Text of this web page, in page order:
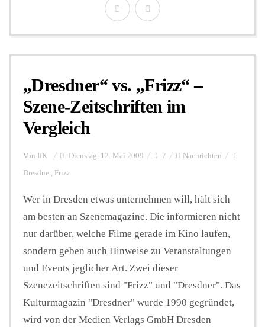
„Dresdner“ vs. „Frizz“ –
Szene-Zeitschriften im
Vergleich
Von IfK Dienstag, 12. Mai 2009 7 Nachrichten
Dresdner, Frizz
Wer in Dresden etwas unternehmen will, hält sich
am besten an Szenemagazine. Die informieren nicht
nur darüber, welche Filme gerade im Kino laufen,
sondern geben auch Hinweise zu Veranstaltungen
und Events jeglicher Art. Zwei dieser
Szenezeitschriften sind "Frizz" und "Dresdner". Das
Kulturmagazin "Dresdner" wurde 1990 gegründet,
wird von der Medien Verlags GmbH Dresden